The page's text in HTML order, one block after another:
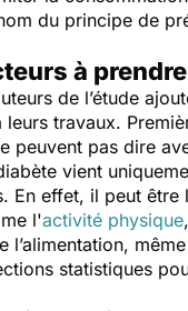
du principe de
à
de l’étude
leurs travaux.
peuvent pas dire
vient
En effet, il peut être
l'activité physique
l’alimentation,
statistiques